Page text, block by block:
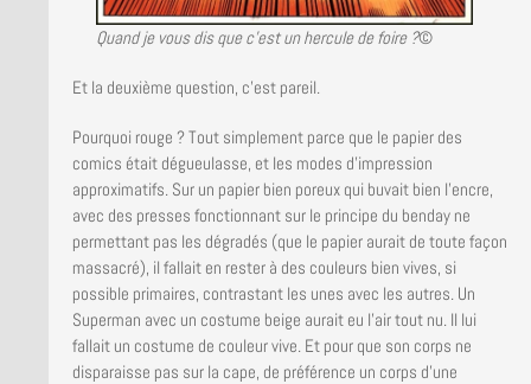
Quand je vous dis que c’est un hercule de foire ?©
Et la deuxième question, c’est pareil.
Pourquoi rouge ? Tout simplement parce que le papier des
comics était dégueulasse, et les modes d’impression
approximatifs. Sur un papier bien poreux qui buvait bien l’encre,
avec des presses fonctionnant sur le principe du benday ne
permettant pas les dégradés (que le papier aurait de toute façon
massacré), il fallait en rester à des couleurs bien vives, si
possible primaires, contrastant les unes avec les autres. Un
Superman avec un costume beige aurait eu l’air tout nu. Il lui
fallait un costume de couleur vive. Et pour que son corps ne
disparaisse pas sur la cape, de préférence un corps d’une